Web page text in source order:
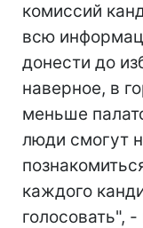
комиссий
всю
донести до
наверное, в
меньше
люди смогут
каждого
голосовать",